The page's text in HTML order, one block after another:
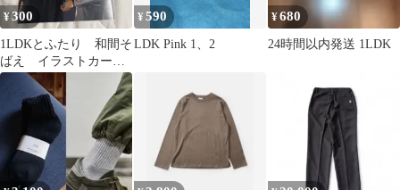
¥300
1LDKとふたり 和間そ
ばえ イラストカー
ド ポストカード BL
¥590
LDK Pink 1、2
¥680
24時間以内発送 1LDK